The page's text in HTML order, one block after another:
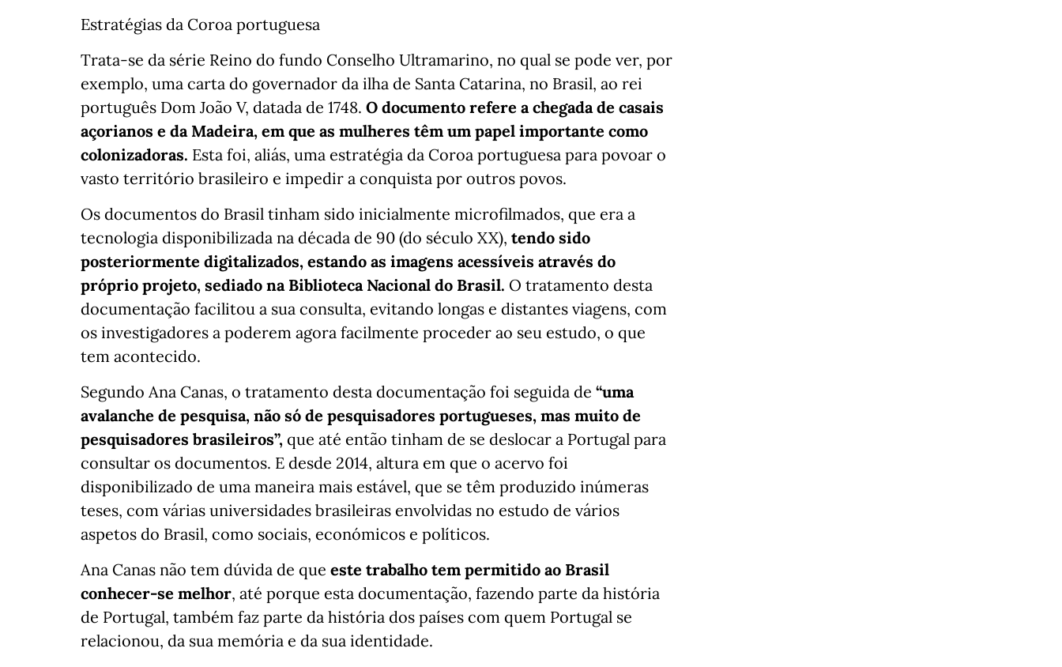
Estratégias da Coroa portuguesa
Trata-se da série Reino do fundo Conselho Ultramarino, no qual se pode ver, por
exemplo, uma carta do governador da ilha de Santa Catarina, no Brasil, ao rei
português Dom João V, datada de 1748. O documento refere a chegada de casais
açorianos e da Madeira, em que as mulheres têm um papel importante como
colonizadoras. Esta foi, aliás, uma estratégia da Coroa portuguesa para povoar o
vasto território brasileiro e impedir a conquista por outros povos.
Os documentos do Brasil tinham sido inicialmente microfilmados, que era a
tecnologia disponibilizada na década de 90 (do século XX), tendo sido
posteriormente digitalizados, estando as imagens acessíveis através do
próprio projeto, sediado na Biblioteca Nacional do Brasil. O tratamento desta
documentação facilitou a sua consulta, evitando longas e distantes viagens, com
os investigadores a poderem agora facilmente proceder ao seu estudo, o que
tem acontecido.
Segundo Ana Canas, o tratamento desta documentação foi seguida de “uma
avalanche de pesquisa, não só de pesquisadores portugueses, mas muito de
pesquisadores brasileiros”, que até então tinham de se deslocar a Portugal para
consultar os documentos. E desde 2014, altura em que o acervo foi
disponibilizado de uma maneira mais estável, que se têm produzido inúmeras
teses, com várias universidades brasileiras envolvidas no estudo de vários
aspetos do Brasil, como sociais, económicos e políticos.
Ana Canas não tem dúvida de que este trabalho tem permitido ao Brasil
conhecer-se melhor, até porque esta documentação, fazendo parte da história
de Portugal, também faz parte da história dos países com quem Portugal se
relacionou, da sua memória e da sua identidade.